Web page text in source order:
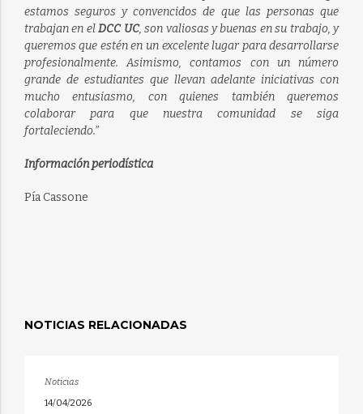
estamos seguros y convencidos de que las personas que
trabajan en elDCC UC, son valiosas y buenas en su trabajo, y
queremos que estén en un excelente lugar para desarrollarse
profesionalmente. Asimismo, contamos con un número
grande de estudiantes que llevan adelante iniciativas con
mucho entusiasmo, con quienes también queremos
colaborar para que nuestra comunidad se siga
fortaleciendo.”
Información periodística
Pía Cassone
NOTICIAS RELACIONADAS
Noticias
14/04/2026